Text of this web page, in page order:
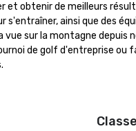
obtenir de meilleurs
s'entraîner, ainsi que des
sur la montagne
de golf d'entreprise ou